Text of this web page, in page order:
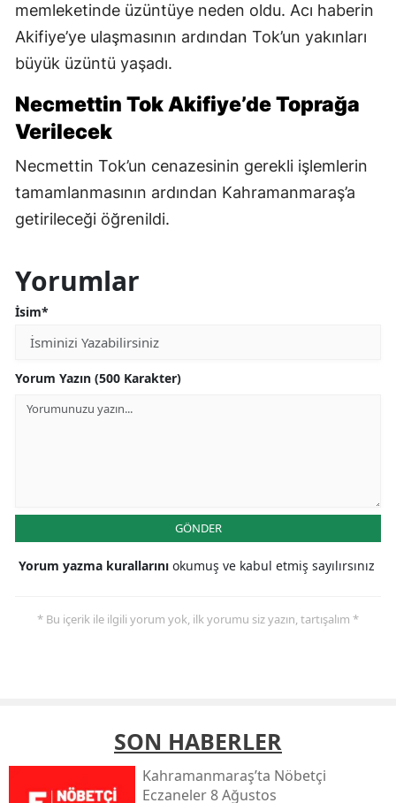
memleketinde üzüntüye neden oldu. Acı haberin
Akifiye’ye ulaşmasının ardından Tok’un yakınları
büyük üzüntü yaşadı.
Necmettin Tok Akifiye’de Toprağa
Verilecek
Necmettin Tok’un cenazesinin gerekli işlemlerin
tamamlanmasının ardından Kahramanmaraş’a
getirileceği öğrenildi.
Yorumlar
İsim*
Yorum Yazın (500 Karakter)
GÖNDER
Yorum yazma kurallarını okumuş ve kabul etmiş sayılırsınız
* Bu içerik ile ilgili yorum yok, ilk yorumu siz yazın, tartışalım *
SON HABERLER
Kahramanmaraş’ta Nöbetçi
Eczaneler 8 Ağustos